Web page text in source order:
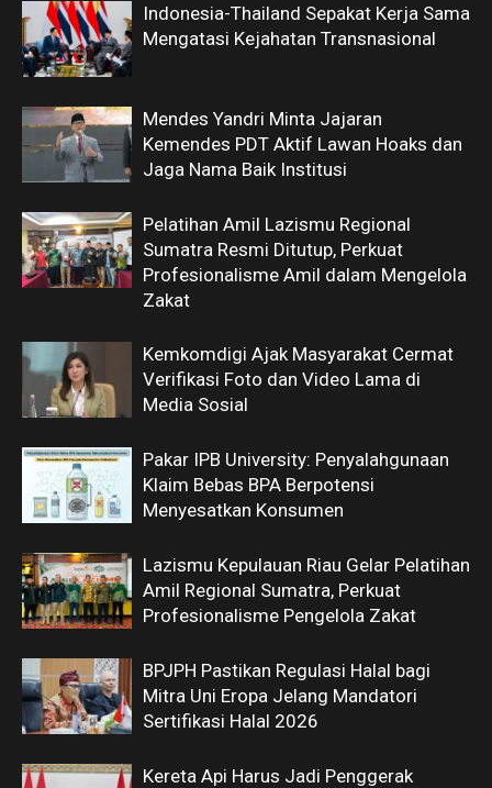
Indonesia-Thailand Sepakat Kerja Sama
Mengatasi Kejahatan Transnasional
Mendes Yandri Minta Jajaran
Kemendes PDT Aktif Lawan Hoaks dan
Jaga Nama Baik Institusi
Pelatihan Amil Lazismu Regional
Sumatra Resmi Ditutup, Perkuat
Profesionalisme Amil dalam Mengelola
Zakat
Kemkomdigi Ajak Masyarakat Cermat
Verifikasi Foto dan Video Lama di
Media Sosial
Pakar IPB University: Penyalahgunaan
Klaim Bebas BPA Berpotensi
Menyesatkan Konsumen
Lazismu Kepulauan Riau Gelar Pelatihan
Amil Regional Sumatra, Perkuat
Profesionalisme Pengelola Zakat
BPJPH Pastikan Regulasi Halal bagi
Mitra Uni Eropa Jelang Mandatori
Sertifikasi Halal 2026
Kereta Api Harus Jadi Penggerak